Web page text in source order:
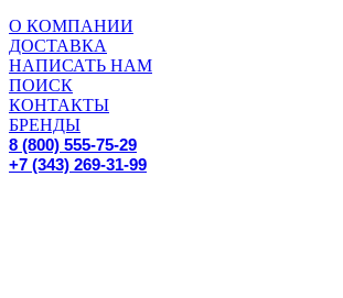
О КОМПАНИИ
ДОСТАВКА
НАПИСАТЬ НАМ
ПОИСК
КОНТАКТЫ
БРЕНДЫ
8 (800) 555-75-29
+7 (343) 269-31-99